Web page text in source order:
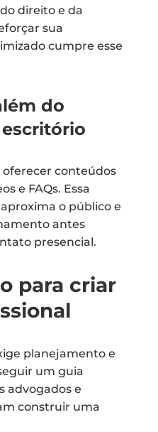
direito e da
sua
cumpre esse
do
oferecer conteúdos
e FAQs. Essa
o público e
antes
presencial.
para criar
planejamento e
um guia
advogados e
construir uma